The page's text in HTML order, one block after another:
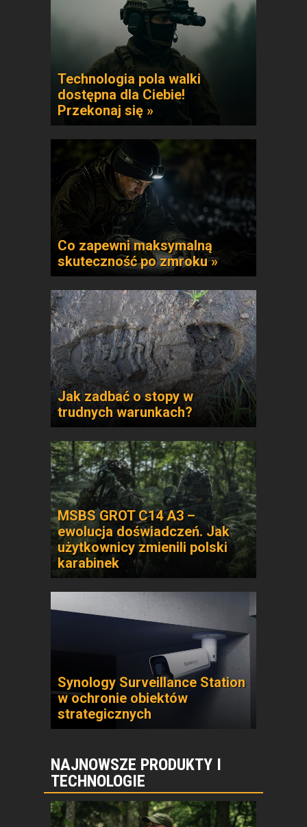
Technologia pola walki
dostępna dla Ciebie!
Przekonaj się »
Co zapewni maksymalną
skuteczność po zmroku »
Jak zadbać o stopy w
trudnych warunkach?
MSBS GROT C14 A3 –
ewolucja doświadczeń. Jak
użytkownicy zmienili polski
karabinek
Synology Surveillance Station
w ochronie obiektów
strategicznych
NAJNOWSZE PRODUKTY I
TECHNOLOGIE